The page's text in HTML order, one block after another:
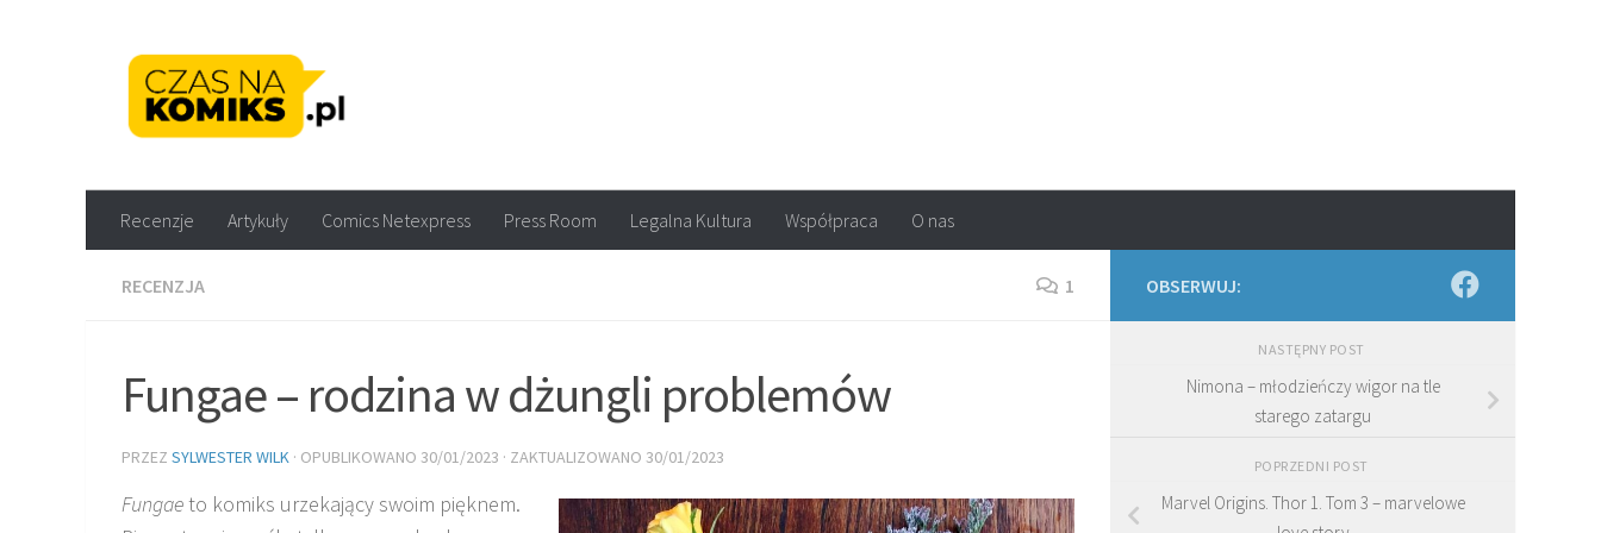
Recenzje Artykuły Comics Netexpress Press Room Legalna Kultura Współpraca O nas
RECENZJA 1
Fungae – rodzina w dżungli problemów
PRZEZ SYLWESTER WILK · OPUBLIKOWANO 30/01/2023 · ZAKTUALIZOWANO 30/01/2023
Fungaeto komiks urzekający swoim pięknem.
OBSERWUJ:
NASTĘPNY POST
Nimona – młodzieńczy wigor na tle
starego zatargu
POPRZEDNI POST
Marvel Origins. Thor 1. Tom 3 – marvelowe